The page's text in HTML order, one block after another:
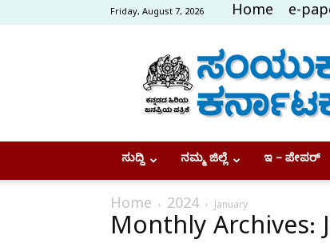
Friday, August 7, 2026 Home e-
Samyukta
Karnataka
ಸುದ್ದಿ ನಮ್ಮ ಜಿಲ್ಲೆ ಇ – ಪೇಪರ್
Home 2024 January
Monthly Archives: